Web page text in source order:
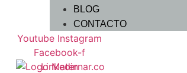
BLOG
CONTACTO
Youtube Instagram
Facebook-f
Linkedin